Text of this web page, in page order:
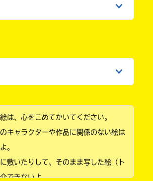
は、心をこめてかいてください。
キャラクターや作品に関係のない絵は
。
敷いたりして、そのまま写した絵（ト
できないよ。